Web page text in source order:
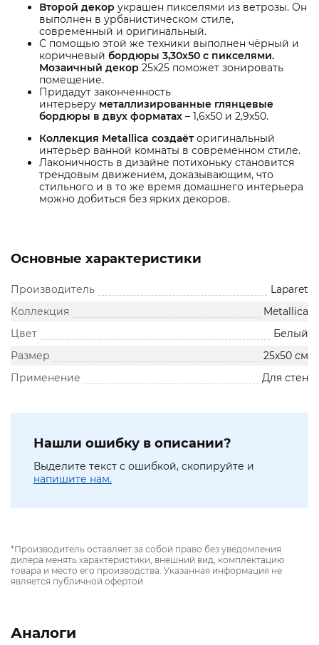
Второй декор украшен пикселями из ветрозы. Он
выполнен в урбанистическом стиле,
современный и оригинальный.
С помощью этой же техники выполнен чёрный и
коричневый бордюры 3,30х50 с пикселями.
Мозаичный декор 25х25 поможет зонировать
помещение.
Придадут законченность
интерьеру металлизированные глянцевые
бордюры в двух форматах – 1,6х50 и 2,9х50.
Коллекция Metallica создаёт оригинальный
интерьер ванной комнаты в современном стиле.
Лаконичность в дизайне потихоньку становится
трендовым движением, доказывающим, что
стильного и в то же время домашнего интерьера
можно добиться без ярких декоров.
Основные характеристики
Производитель
Laparet
Коллекция
Metallica
Цвет
Белый
Размер
25х50 см
Применение
Для стен
Нашли ошибку в описании?
Выделите текст с ошибкой, скопируйте и
напишите нам.
*Производитель оставляет за собой право без уведомления
дилера менять характеристики, внешний вид, комплектацию
товара и место его производства. Указанная информация не
является публичной офертой
Аналоги